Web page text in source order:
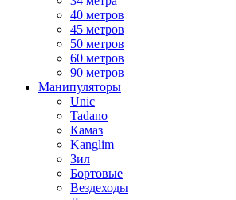
40 метров
45 метров
50 метров
60 метров
90 метров
Манипуляторы
Unic
Tadano
Камаз
Kanglim
Зил
Бортовые
Вездеходы